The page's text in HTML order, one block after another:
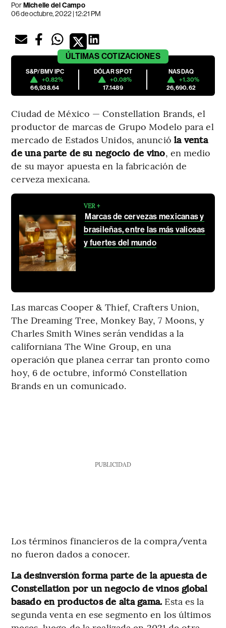
PorMichelle del Campo
06 de octubre, 2022 | 12:21 PM
ÚLTIMAS COTIZACIONES
S&P/BMV IPC
+0.82%
66,938.64
DÓLAR SPOT
+0.08%
17.1489
NASDAQ
+1.30%
26,690.62
Ciudad de México — Constellation Brands, el
productor de marcas de Grupo Modelo para el
mercado de Estados Unidos, anunció la venta
de una parte de su negocio de vino, en medio
de su mayor apuesta en la fabricación de
cerveza mexicana.
VER +
Marcas de cervezas mexicanas y
brasileñas, entre las más valiosas
y fuertes del mundo
Las marcas Cooper & Thief, Crafters Union,
The Dreaming Tree, Monkey Bay, 7 Moons, y
Charles Smith Wines serán vendidas a la
californiana The Wine Group, en una
operación que planea cerrar tan pronto como
hoy, 6 de octubre, informó Constellation
Brands en un comunicado.
PUBLICIDAD
Los términos financieros de la compra/venta
no fueron dados a conocer.
La desinversión forma parte de la apuesta de
Constellation por un negocio de vinos global
basado en productos de alta gama. Esta es la
segunda venta en ese segmento en los últimos